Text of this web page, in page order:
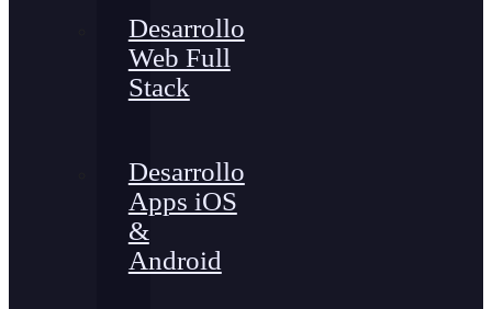
Desarrollo
Web Full
Stack
Desarrollo
Apps iOS
&
Android